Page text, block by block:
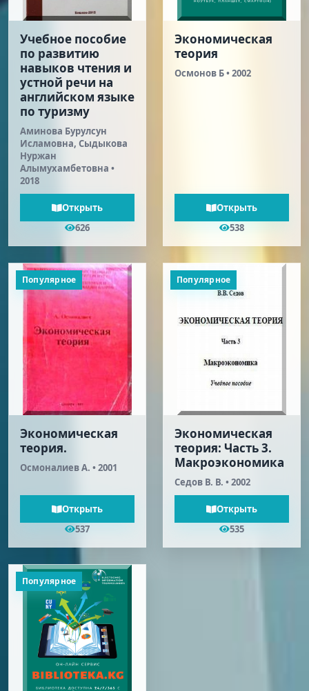
Учебное пособие
по развитию
навыков чтения и
устной речи на
английском языке
по туризму
Аминова Бурулсун
Исламовна, Сыдыкова
Нуржан
Алымухамбетовна •
2018
Открыть
626
Экономическая
теория
Осмонов Б • 2002
Открыть
538
Популярное
Экономическая
теория.
Осмоналиев А. • 2001
Открыть
537
Популярное
Экономическая
теория: Часть 3.
Макроэкономика
Седов В. В. • 2002
Открыть
535
Популярное